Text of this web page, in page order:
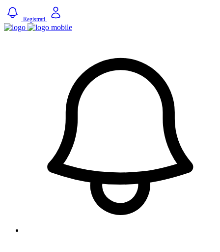
Registrati